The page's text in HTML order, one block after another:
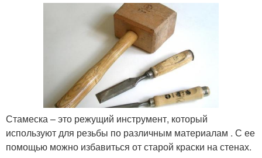
Стамеска – это режущий инструмент, который
используют для резьбы по различным материалам . С ее
помощью можно избавиться от старой краски на стенах.